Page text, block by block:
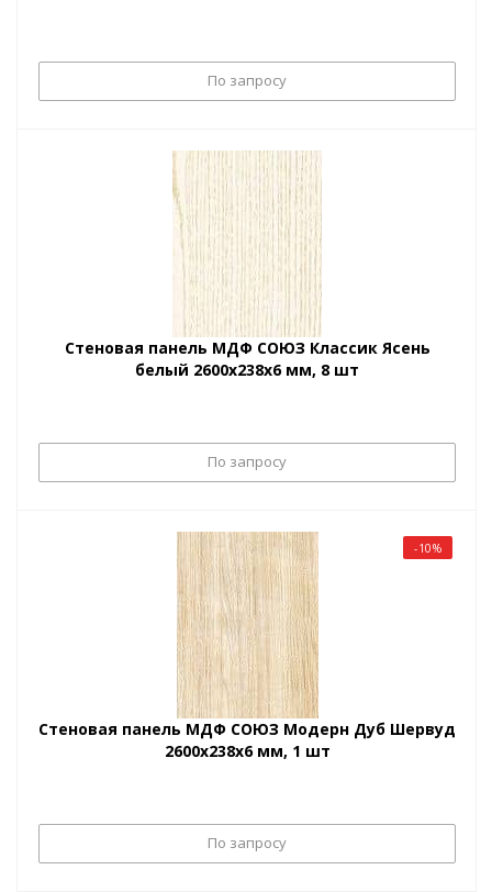
По запросу
Стеновая панель МДФ СОЮЗ Классик Ясень
белый 2600х238х6 мм, 8 шт
По запросу
-10%
Стеновая панель МДФ СОЮЗ Модерн Дуб Шервуд
2600х238х6 мм, 1 шт
По запросу